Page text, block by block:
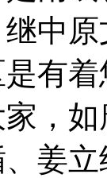
中
有
，
姜